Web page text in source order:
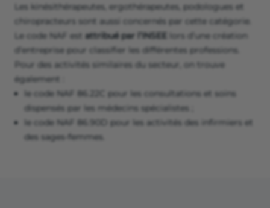
Les kinésithérapeutes, ergothérapeutes, podologues et
chiropracteurs sont aussi concernés par cette catégorie.
Le code NAF est attribué par l’INSEE
lors d’une création
d’entreprise pour classifier les différentes professions.
Pour des activités similaires du secteur, on trouve
également :
le code NAF 86.22C pour les consultations et soins
dispensés par les médecins spécialistes ;
le code NAF 86.90D pour les activités des infirmiers et
des sages-femmes.